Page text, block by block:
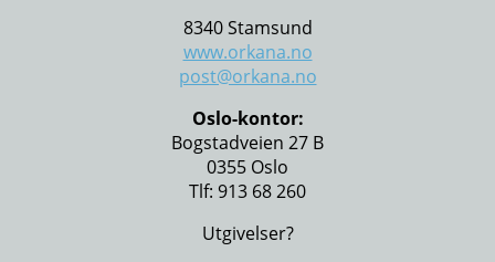
8340 Stamsund
www.orkana.no
post@orkana.no
Oslo-kontor:
Bogstadveien 27 B
0355 Oslo
Tlf: 913 68 260
Utgivelser?